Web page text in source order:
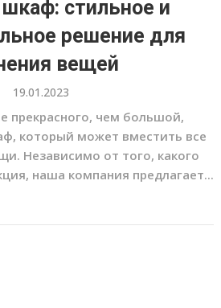
стильное и
решение для
вещей
19.01.2023
прекрасного, чем большой,
который может вместить все
Независимо от того, какого
наша компания предлагает...